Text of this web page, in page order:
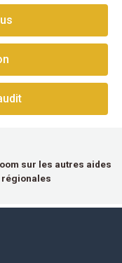
sur les autres aides
régionales